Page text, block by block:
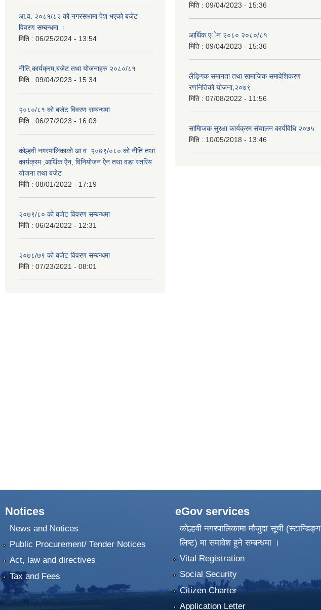
आ.व. २०८१/८२ को नगरसभामा पेश भएको बजेट
विवरण सम्बन्धमा ।
मिति : 06/25/2024 - 13:54
नीति,कार्यक्रम,बजेट तथा योजनाहरु २०८०/८१
मिति : 09/04/2023 - 15:34
२०८०/८१ को बजेट विवरण सम्बन्धमा
मिति : 06/27/2023 - 16:03
कोल्हवी नगरपालिकाको आ.व. २०७९/०८० को नीति तथा
कार्यक्रम ,आर्थिक ऐेन, विनियोजन ऐेन तथा वडा स्तरिय
योजना तथा बजेट
मिति : 08/01/2022 - 17:19
२०७९/८० को बजेट विवरण सम्बन्धमा
मिति : 06/24/2022 - 12:31
२०७८/७९ को बजेट विवरण सम्बन्धमा
मिति : 07/23/2021 - 08:01
मिति : 09/04/2023 - 15:36
आर्थिक एेन २०८० २०८०/८१
मिति : 09/04/2023 - 15:36
लैङ्गिक समानता तथा सामाजिक समावेशिकरण
रणनितिको योजना,२०७९
मिति : 07/08/2022 - 11:56
सामािजक सुरक्षा कार्यक्रम संचालन कार्यविधि २०७५
मिति : 10/05/2018 - 13:46
Notices
News and Notices
Public Procurement/ Tender Notices
Act, law and directives
Tax and Fees
eGov services
कोल्हवी नगरपालिकामा मौजुदा सूची (स्टान्डिङ्ग
लिष्ट) मा समावेश हुने सम्बन्धमा ।
Vital Registration
Social Security
Citizen Charter
Application Letter